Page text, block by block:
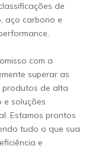
de
aço carbono e
com a
superar as
produtos de alta
e soluções
Estamos prontos
tudo o que sua
e